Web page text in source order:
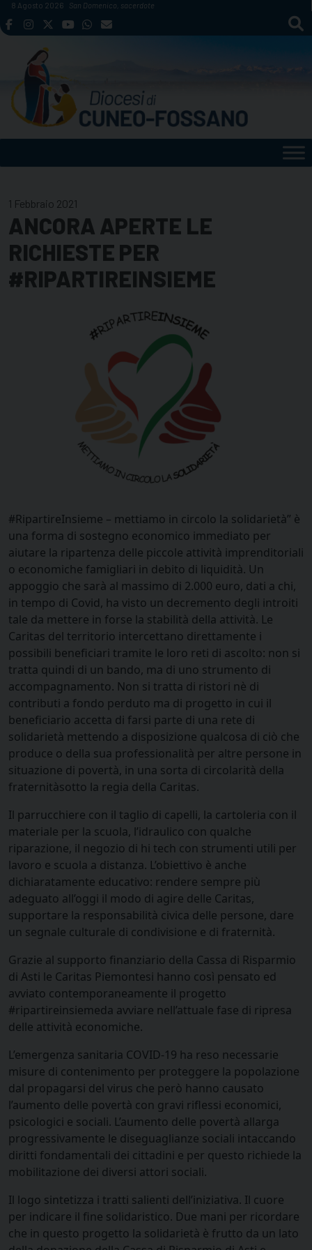
Skip
to
8 Agosto 2026 San Domenico, sacerdote
1 Febbraio 2021
ANCORA APERTE LE
RICHIESTE PER
#RIPARTIREINSIEME
#RipartireInsieme – mettiamo in circolo la solidarietà” è
una forma di sostegno economico immediato per
aiutare la ripartenza delle piccole attività imprenditoriali
o economiche famigliari in debito di liquidità. Un
appoggio che sarà al massimo di 2.000 euro, dati a chi,
in tempo di Covid, ha visto un decremento degli introiti
tale da mettere in forse la stabilità della attività. Le
Caritas del territorio intercettano direttamente i
possibili beneficiari tramite le loro reti di ascolto: non si
tratta quindi di un bando, ma di uno strumento di
accompagnamento. Non si tratta di ristori nè di
contributi a fondo perduto ma di progetto in cui il
beneficiario accetta di farsi parte di una rete di
solidarietà mettendo a disposizione qualcosa di ciò che
produce o della sua professionalità per altre persone in
situazione di povertà, in una sorta di circolarità della
fraternitàsotto la regia della Caritas.
Il parrucchiere con il taglio di capelli, la cartoleria con il
materiale per la scuola, l’idraulico con qualche
riparazione, il negozio di hi tech con strumenti utili per
lavoro e scuola a distanza. L’obiettivo è anche
dichiaratamente educativo: rendere sempre più
adeguato all’oggi il modo di agire delle Caritas,
supportare la responsabilità civica delle persone, dare
un segnale culturale di condivisione e di fraternità.
Grazie al supporto finanziario della Cassa di Risparmio
di Asti le Caritas Piemontesi hanno così pensato ed
avviato contemporaneamente il progetto
#ripartireinsiemeda avviare nell’attuale fase di ripresa
delle attività economiche.
L’emergenza sanitaria COVID-19 ha reso necessarie
misure di contenimento per proteggere la popolazione
dal propagarsi del virus che però hanno causato
l’aumento delle povertà con gravi riflessi economici,
psicologici e sociali. L’aumento delle povertà allarga
progressivamente le diseguaglianze sociali intaccando
diritti fondamentali dei cittadini e per questo richiede la
mobilitazione dei diversi attori sociali.
Il logo sintetizza i tratti salienti dell’iniziativa. Il cuore
per indicare il fine solidaristico. Due mani per ricordare
che in questo progetto la solidarietà è frutto da un lato